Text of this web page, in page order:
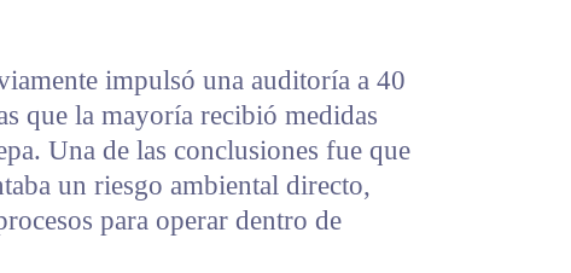
impulsó una auditoría a 40
que la mayoría recibió medidas
Una de las conclusiones fue que
un riesgo ambiental directo,
para operar dentro de